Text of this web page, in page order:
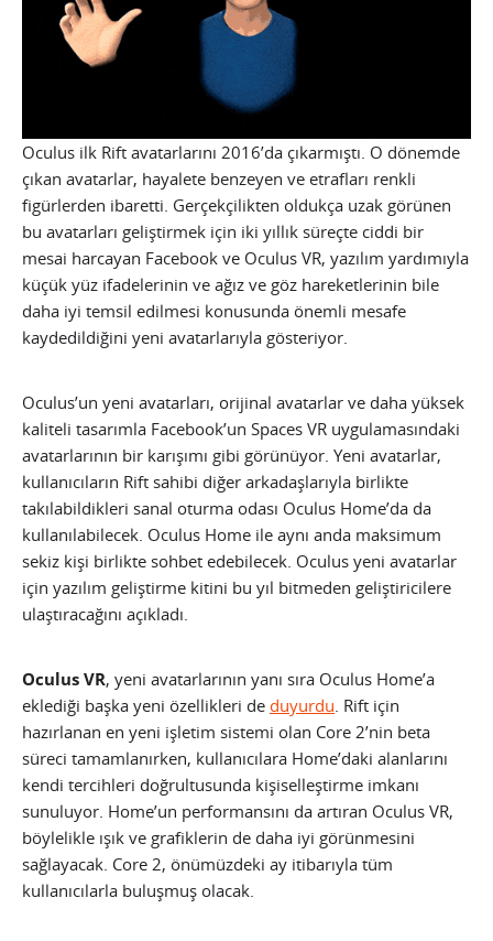
Oculus ilk Rift avatarlarını 2016’da çıkarmıştı. O dönemde
çıkan avatarlar, hayalete benzeyen ve etrafları renkli
figürlerden ibaretti. Gerçekçilikten oldukça uzak görünen
bu avatarları geliştirmek için iki yıllık süreçte ciddi bir
mesai harcayan Facebook ve Oculus VR, yazılım yardımıyla
küçük yüz ifadelerinin ve ağız ve göz hareketlerinin bile
daha iyi temsil edilmesi konusunda önemli mesafe
kaydedildiğini yeni avatarlarıyla gösteriyor.
Oculus’un yeni avatarları, orijinal avatarlar ve daha yüksek
kaliteli tasarımla Facebook’un Spaces VR uygulamasındaki
avatarlarının bir karışımı gibi görünüyor. Yeni avatarlar,
kullanıcıların Rift sahibi diğer arkadaşlarıyla birlikte
takılabildikleri sanal oturma odası Oculus Home’da da
kullanılabilecek. Oculus Home ile aynı anda maksimum
sekiz kişi birlikte sohbet edebilecek. Oculus yeni avatarlar
için yazılım geliştirme kitini bu yıl bitmeden geliştiricilere
ulaştıracağını açıkladı.
Oculus VR, yeni avatarlarının yanı sıra Oculus Home’a
eklediği başka yeni özellikleri de duyurdu . Rift için
hazırlanan en yeni işletim sistemi olan Core 2’nin beta
süreci tamamlanırken, kullanıcılara Home’daki alanlarını
kendi tercihleri doğrultusunda kişiselleştirme imkanı
sunuluyor. Home’un performansını da artıran Oculus VR,
böylelikle ışık ve grafiklerin de daha iyi görünmesini
sağlayacak. Core 2, önümüzdeki ay itibarıyla tüm
kullanıcılarla buluşmuş olacak.